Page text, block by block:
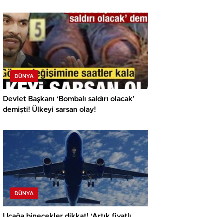
DÜNYA
Devlet Başkanı ‘Bombalı saldırı olacak’
demişti! Ülkeyi sarsan olay!
DÜNYA